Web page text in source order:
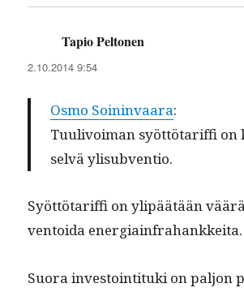
Tapio Peltonen
2.10.2014 9:54
Osmo Soin­in­vaara:
Tuulivoiman syöt­tö­tar­if­fi on
selvä ylisubventio.
Syöt­tö­tar­if­fi on ylipäätään
ven­toi­da energiainfrahankkeita.
Suo­ra investoin­ti­tu­ki on paljon